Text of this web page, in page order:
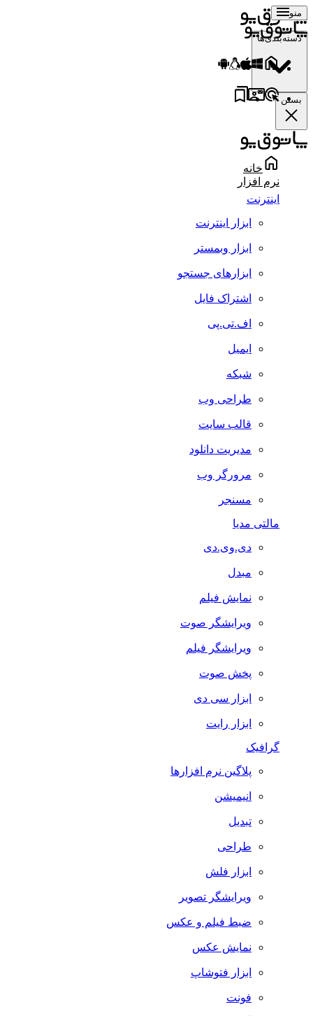
منو
دسته‌بندی‌ها
بستن
خانه
نرم افزار
اینترنت
ابزار اینترنت
ابزار وبمستر
ابزارهای جستجو
اشتراک فایل
اف.تی.پی
ایمیل
شبکه
طراحی وب
قالب سایت
مدیریت دانلود
مرورگر وب
مسنجر
مالتی مدیا
دی.وی.دی
مبدل
نمایش فیلم
ویرایشگر صوت
ویرایشگر فیلم
پخش صوت
ابزار سی دی
ابزار رایت
گرافیک
پلاگین نرم افزارها
انیمیشن
تبدیل
طراحی
ابزار فلش
ویرایشگر تصویر
ضبط فيلم و عكس
نمایش عکس
ابزار فتوشاپ
فونت